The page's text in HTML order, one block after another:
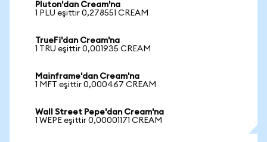
Pluton'dan Cream'na
1 PLU eşittir 0,278551 CREAM
TrueFi'dan Cream'na
1 TRU eşittir 0,001935 CREAM
Mainframe'dan Cream'na
1 MFT eşittir 0,000467 CREAM
Wall Street Pepe'dan Cream'na
1 WEPE eşittir 0,00001171 CREAM